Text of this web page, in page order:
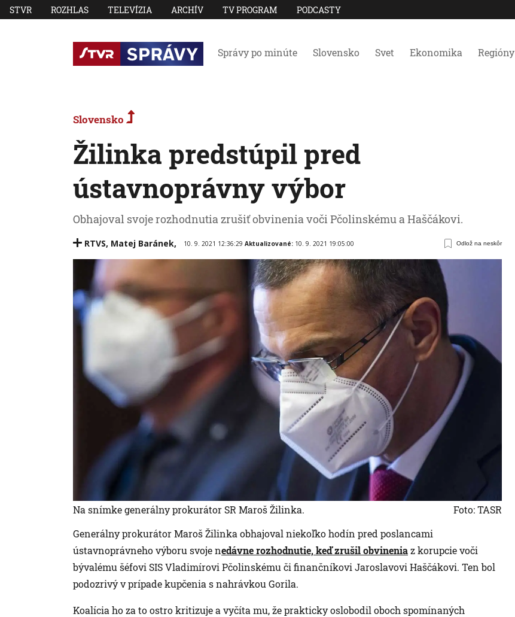
STVR ROZHLAS TELEVÍZIA ARCHÍV TV PROGRAM PODCASTY
Správy po minúte Slovensko Svet Ekonomika Regióny
Slovensko
Žilinka predstúpil pred
ústavnoprávny výbor
Obhajoval svoje rozhodnutia zrušiť obvinenia voči Pčolinskému a Haščákovi.
RTVS, Matej Baránek, 10. 9. 2021 12:36:29 Aktualizované: 10. 9. 2021 19:05:00 Odlož na neskôr
Na snímke generálny prokurátor SR Maroš Žilinka.
Foto: TASR
Generálny prokurátor Maroš Žilinka obhajoval niekoľko hodín pred poslancami
ústavnoprávneho výboru svoje nedávne rozhodnutie, keď zrušil obvineniaz korupcie voči
bývalému šéfovi SIS Vladimírovi Pčolinskému či finančníkovi Jaroslavovi Haščákovi. Ten bol
podozrivý v prípade kupčenia s nahrávkou Gorila.
Koalícia ho za to ostro kritizuje a vyčíta mu, že prakticky oslobodil oboch spomínaných